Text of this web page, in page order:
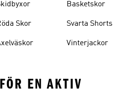
Skor
Basketskor
Svarta Shorts
Vinterjackor
EN AKTIV